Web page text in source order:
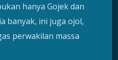
hanya Gojek dan
banyak, ini juga ojol,
perwakilan massa